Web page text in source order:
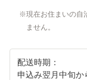
現在お住まいの自
ません。
配送時期：
申込み翌月中旬か